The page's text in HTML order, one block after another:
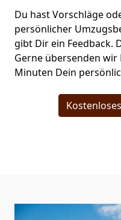
Du hast Vorschläge
persönlicher
gibt Dir ein Feedback.
Gerne übersenden
Minuten Dein